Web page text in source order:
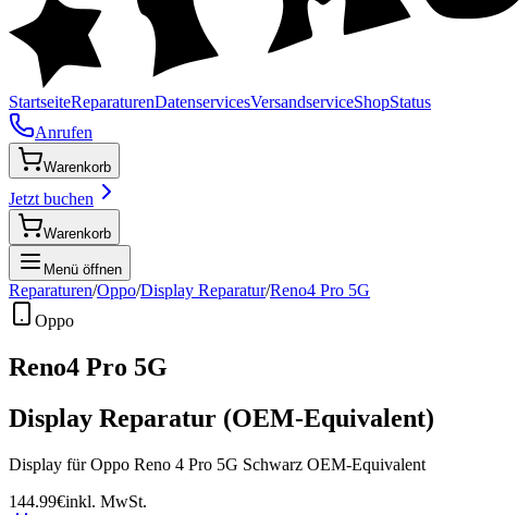
StartseiteReparaturenDatenservicesVersandserviceShopStatus
Anrufen
Warenkorb
Jetzt buchen
Warenkorb
Menü öffnen
Reparaturen/Oppo/Display Reparatur/Reno4 Pro 5G
Oppo
Reno4 Pro 5G
Display Reparatur (OEM-Equivalent)
Display für Oppo Reno 4 Pro 5G Schwarz OEM-Equivalent
144.99€inkl. MwSt.